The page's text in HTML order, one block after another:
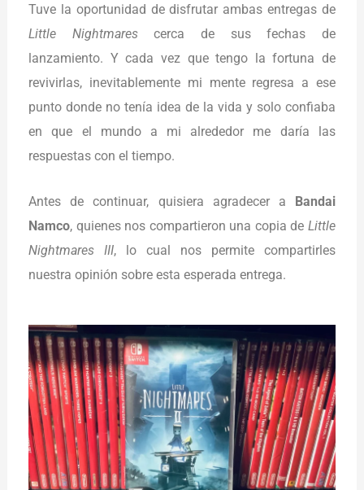
Tuve la oportunidad de disfrutar ambas entregas de
Little Nightmarescerca de sus fechas de
lanzamiento. Y cada vez que tengo la fortuna de
revivirlas, inevitablemente mi mente regresa a ese
punto donde no tenía idea de la vida y solo confiaba
en que el mundo a mi alrededor me daría las
respuestas con el tiempo.
Antes de continuar, quisiera agradecer a Bandai
Namco, quienes nos compartieron una copia de Little
Nightmares III, lo cual nos permite compartirles
nuestra opinión sobre esta esperada entrega.